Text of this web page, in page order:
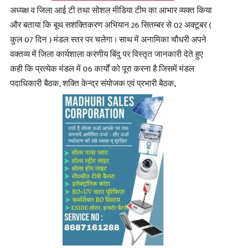
अध्यक्ष व जिला आई टी तथा सोशल मीडिया टीम का आभार व्यक्त किया
और बताया कि बूथ सशक्तिकरण अभियान 26 सितम्बर से 02 अक्टूबर (
कुल 07 दिन ) मंडल स्तर पर चलेगा । साथ में अनामिका चौधरी अपने
वक्तव्य में जिला कार्यशाला करणीय बिंदु पर विस्तृत जानकारी देते हुए
कही कि प्रत्येक मंडल में 06 कार्यों को पूरा करना है जिसमें मंडल
पदाधिकारी बैठक, शक्ति केन्द्र संयोजक एवं प्रभारी बैठक,